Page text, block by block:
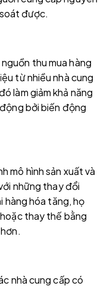
được.
thu mua hàng
từ nhiều nhà cung
làm giảm khả năng
bởi biến động
mô hình sản xuất và
những thay đổi
hàng hóa tăng, họ
thay thế bằng
nhà cung cấp có